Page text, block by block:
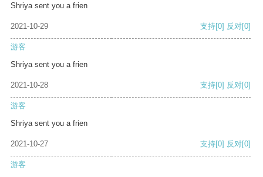
Shriya sent you a frien
2021-10-29 支持[0] 反对[0]
游客
Shriya sent you a frien
2021-10-28 支持[0] 反对[0]
游客
Shriya sent you a frien
2021-10-27 支持[0] 反对[0]
游客